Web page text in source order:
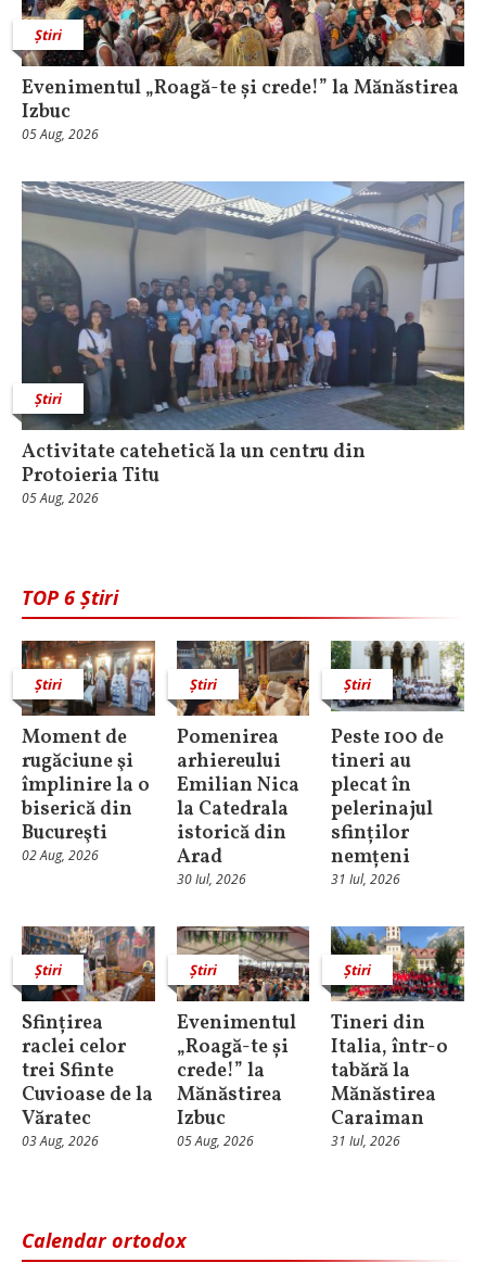
Știri
Evenimentul „Roagă-te și crede!” la Mănăstirea
Izbuc
05 Aug, 2026
Știri
Activitate catehetică la un centru din
Protoieria Titu
05 Aug, 2026
TOP 6 Știri
Știri
Moment de
rugăciune şi
împlinire la o
biserică din
Bucureşti
02 Aug, 2026
Știri
Pomenirea
arhiereului
Emilian Nica
la Catedrala
istorică din
Arad
30 Iul, 2026
Știri
Peste 100 de
tineri au
plecat în
pelerinajul
sfinților
nemțeni
31 Iul, 2026
Știri
Sfințirea
raclei celor
trei Sfinte
Cuvioase de la
Văratec
03 Aug, 2026
Știri
Evenimentul
„Roagă-te și
crede!” la
Mănăstirea
Izbuc
05 Aug, 2026
Știri
Tineri din
Italia, într-o
tabără la
Mănăstirea
Caraiman
31 Iul, 2026
Calendar ortodox